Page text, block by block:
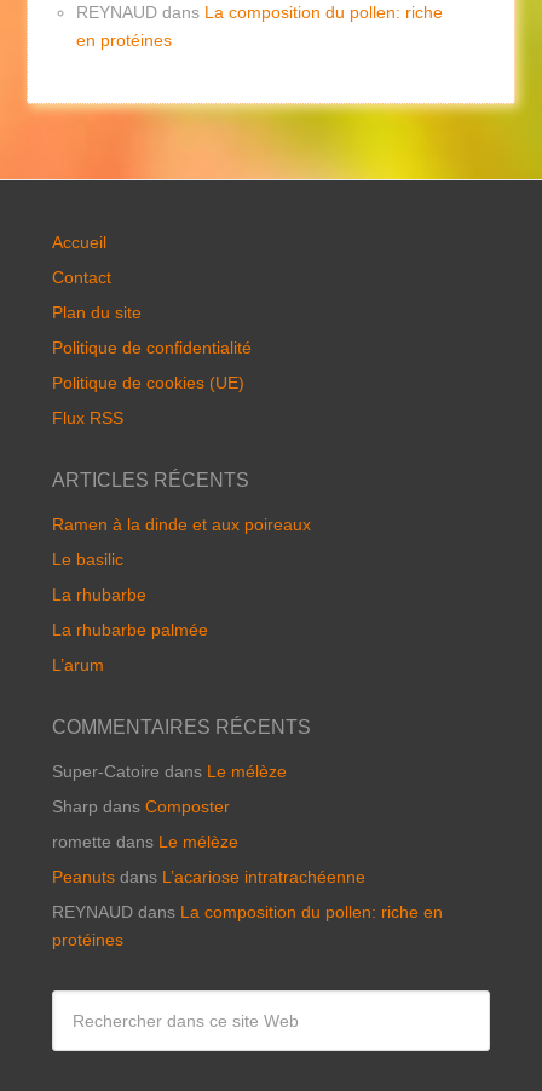
REYNAUD dans La composition du pollen: riche
en protéines
Accueil
Contact
Plan du site
Politique de confidentialité
Politique de cookies (UE)
Flux RSS
ARTICLES RÉCENTS
Ramen à la dinde et aux poireaux
Le basilic
La rhubarbe
La rhubarbe palmée
L’arum
COMMENTAIRES RÉCENTS
Super-Catoire dans Le mélèze
Sharp dans Composter
romette dans Le mélèze
Peanutsdans L’acariose intratrachéenne
REYNAUDdans La composition du pollen: riche en
protéines